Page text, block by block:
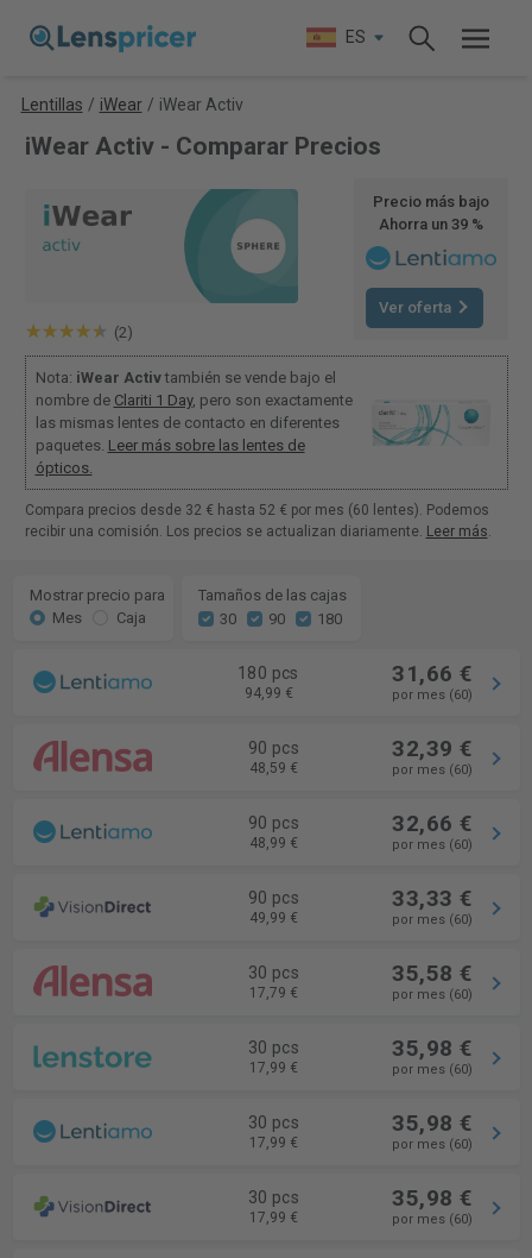
ES
Lentillas / iWear / iWear Activ
iWear Activ - Comparar Precios
(2)
Precio más bajo
Ahorra un 39 %
Ver oferta
Nota: iWear Activtambién se vende bajo el
nombre de Clariti 1 Day, pero son exactamente
las mismas lentes de contacto en diferentes
paquetes. Leer más sobre las lentes de
ópticos.
Compara precios desde 32 € hasta 52 € por mes (60 lentes). Podemos
recibir una comisión. Los precios se actualizan diariamente. Leer más.
Mostrar precio para
Mes
Caja
Tamaños de las cajas
30
90 180
180 pcs
94,99 €
31,66 €
por mes (60)
90 pcs
48,59 €
32,39 €
por mes (60)
90 pcs
48,99 €
32,66 €
por mes (60)
90 pcs
49,99 €
33,33 €
por mes (60)
30 pcs
17,79 €
35,58 €
por mes (60)
30 pcs
17,99 €
35,98 €
por mes (60)
30 pcs
17,99 €
35,98 €
por mes (60)
30 pcs
17,99 €
35,98 €
por mes (60)